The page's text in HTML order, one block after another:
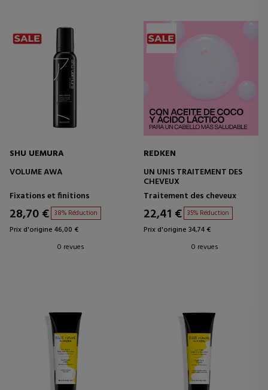
SHU UEMURA
VOLUME AWA
Fixations et finitions
28,70 € 38% Réduction
Prix d'origine 46,00 €
0 revues
REDKEN
UN UNIS TRAITEMENT DES
CHEVEUX
Traitement des cheveux
22,41 € 35% Réduction
Prix d'origine 34,74 €
0 revues